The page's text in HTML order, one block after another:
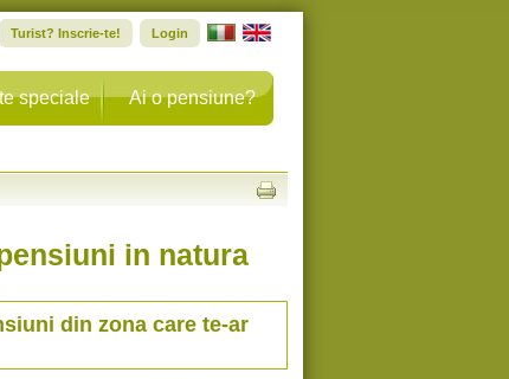
speciale Ai o pensiune?
Turist? Inscrie-te! Login
in natura
din zona care te-ar